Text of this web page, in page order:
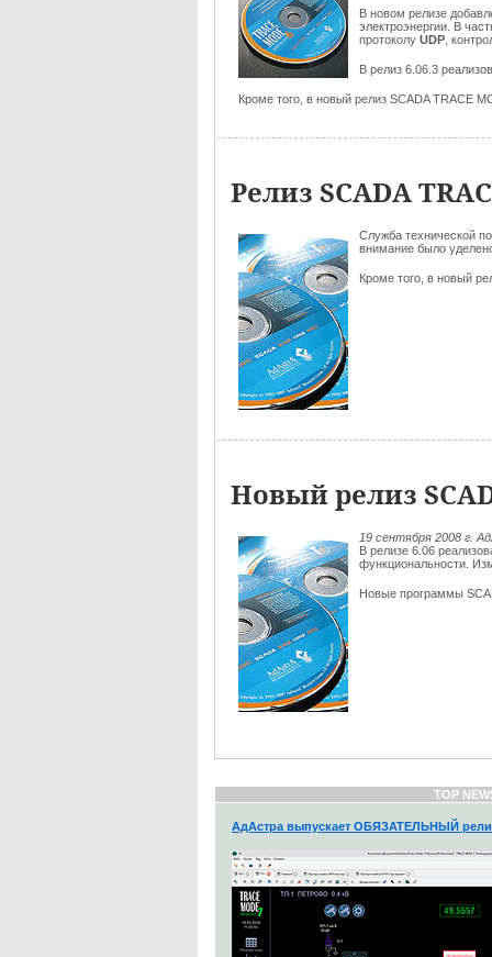
В новом релизе
электроэнергии. В
протоколу UDP ,
В релиз 6.06.3
Кроме того, в новый релиз SCADA TRACE
Релиз SCADA
Служба технической
внимание было
Кроме того, в новый
Новый релиз
19 сентября 2008 г.
В релизе 6.06
функциональности.
Новые программы
TOP
АдАстра выпускает ОБЯЗАТЕЛЬНЫЙ релиз